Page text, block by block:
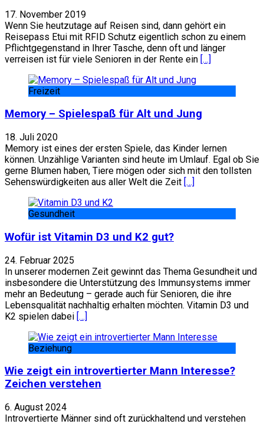
17. November 2019
Wenn Sie heutzutage auf Reisen sind, dann gehört ein
Reisepass Etui mit RFID Schutz eigentlich schon zu einem
Pflichtgegenstand in Ihrer Tasche, denn oft und länger
verreisen ist für viele Senioren in der Rente ein […]
Freizeit
Memory – Spielespaß für Alt und Jung
18. Juli 2020
Memory ist eines der ersten Spiele, das Kinder lernen
können. Unzählige Varianten sind heute im Umlauf. Egal ob Sie
gerne Blumen haben, Tiere mögen oder sich mit den tollsten
Sehenswürdigkeiten aus aller Welt die Zeit […]
Gesundheit
Wofür ist Vitamin D3 und K2 gut?
24. Februar 2025
In unserer modernen Zeit gewinnt das Thema Gesundheit und
insbesondere die Unterstützung des Immunsystems immer
mehr an Bedeutung – gerade auch für Senioren, die ihre
Lebensqualität nachhaltig erhalten möchten. Vitamin D3 und
K2 spielen dabei […]
Beziehung
Wie zeigt ein introvertierter Mann Interesse?
Zeichen verstehen
6. August 2024
Introvertierte Männer sind oft zurückhaltend und verstehen